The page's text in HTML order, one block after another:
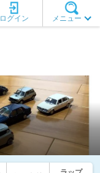
メニュー
ログイン